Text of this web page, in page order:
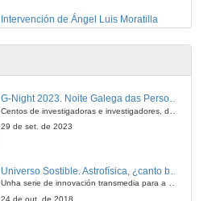
Intervención de Ángel Luis Moratilla
14 de dec. de 2018
G-Night 2023. Noite Galega das Persoas Investigadoras. Conciencias creativas
29 de set. de 2023
Unha serie de innovación transmedia para a divulgación da ciencia producida pola Crue e emitida pola 2 de TVE
24 de out. de 2018